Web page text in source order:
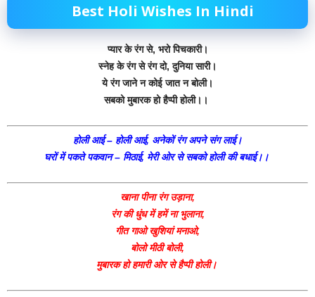
Best Holi Wishes In Hindi
प्यार के रंग से, भरो पिचकारी।
स्नेह के रंग से रंग दो, दुनिया सारी।
ये रंग जाने न कोई जात न बोली।
सबको मुबारक हो हैप्पी होली।।
होली आई – होली आई, अनेकों रंग अपने संग लाई।
घरों में पकते पकवान – मिठाई, मेरी ओर से सबको होली की बधाई।।
खाना पीना रंग उड़ाना,
रंग की धुंध में हमें ना भुलाना,
गीत गाओ खुशियां मनाओ,
बोलो मीठी बोली,
मुबारक हो हमारी ओर से हैप्पी होली।